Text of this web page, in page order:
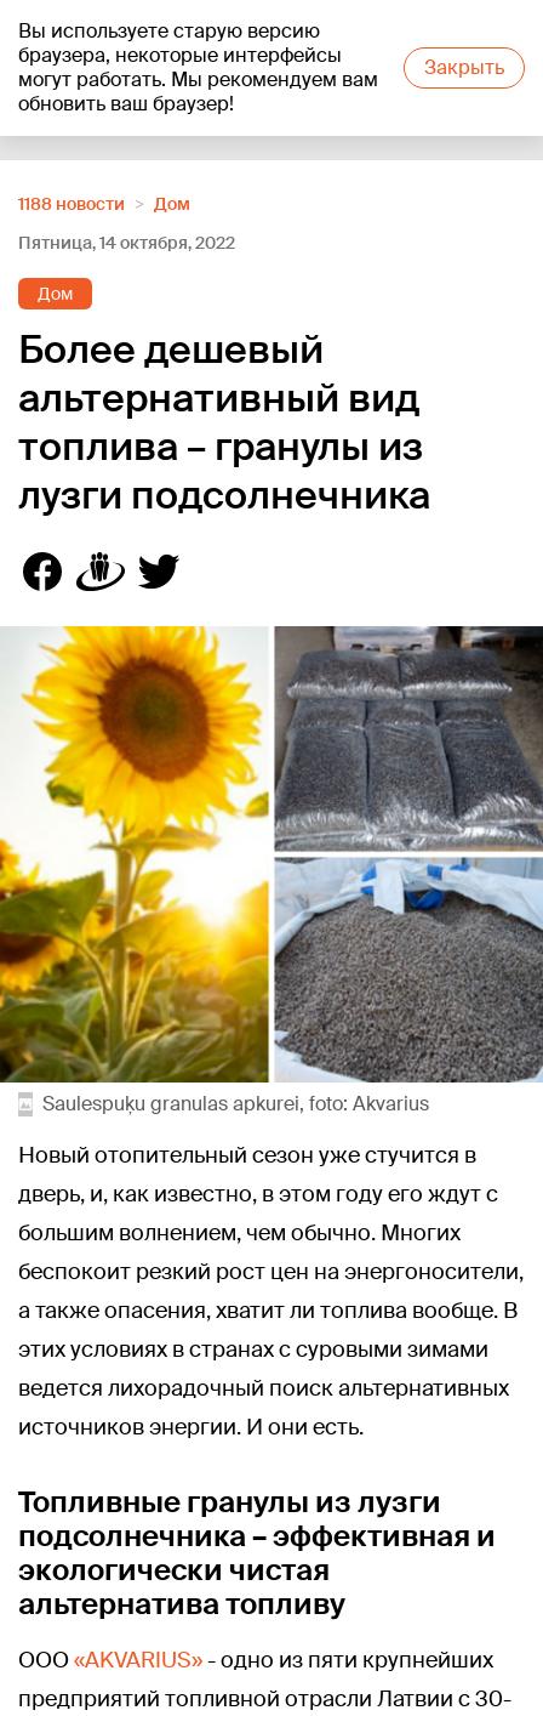
Вы используете старую версию
браузера, некоторые интерфейсы
могут работать. Мы рекомендуем вам
обновить ваш браузер!
Закрыть
+21°C
1188 новости
Дом
Пятница, 14 октября, 2022
Дом
Более дешевый
альтернативный вид
топлива – гранулы из
лузги подсолнечника
Saulespuķu granulas apkurei, foto: Akvarius
Новый отопительный сезон уже стучится в
дверь, и, как известно, в этом году его ждут с
большим волнением, чем обычно. Многих
беспокоит резкий рост цен на энергоносители,
а также опасения, хватит ли топлива вообще. В
этих условиях в странах с суровыми зимами
ведется лихорадочный поиск альтернативных
источников энергии. И они есть.
Топливные гранулы из лузги
подсолнечника – эффективная и
экологически чистая
альтернатива топливу
ООО«AKVARIUS»- одно из пяти крупнейших
предприятий топливной отрасли Латвии с 30-